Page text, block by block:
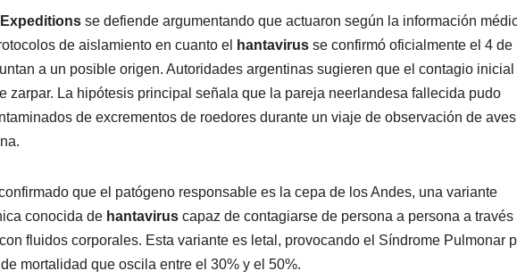
se defiende argumentando que actuaron según la información
de aislamiento en cuanto el
hantavirus se confirmó oficialmente el 4 de
a un posible origen. Autoridades argentinas sugieren que el contagio inicial
zarpar. La hipótesis principal señala que la pareja neerlandesa fallecida pudo
de excrementos de roedores durante un viaje de observación de aves
que el patógeno responsable es la cepa de los Andes, una variante
conocida de hantavirus capaz de contagiarse de persona a persona a través
fluidos corporales. Esta variante es letal, provocando el Síndrome Pulmonar
mortalidad que oscila entre el 30% y el 50%.